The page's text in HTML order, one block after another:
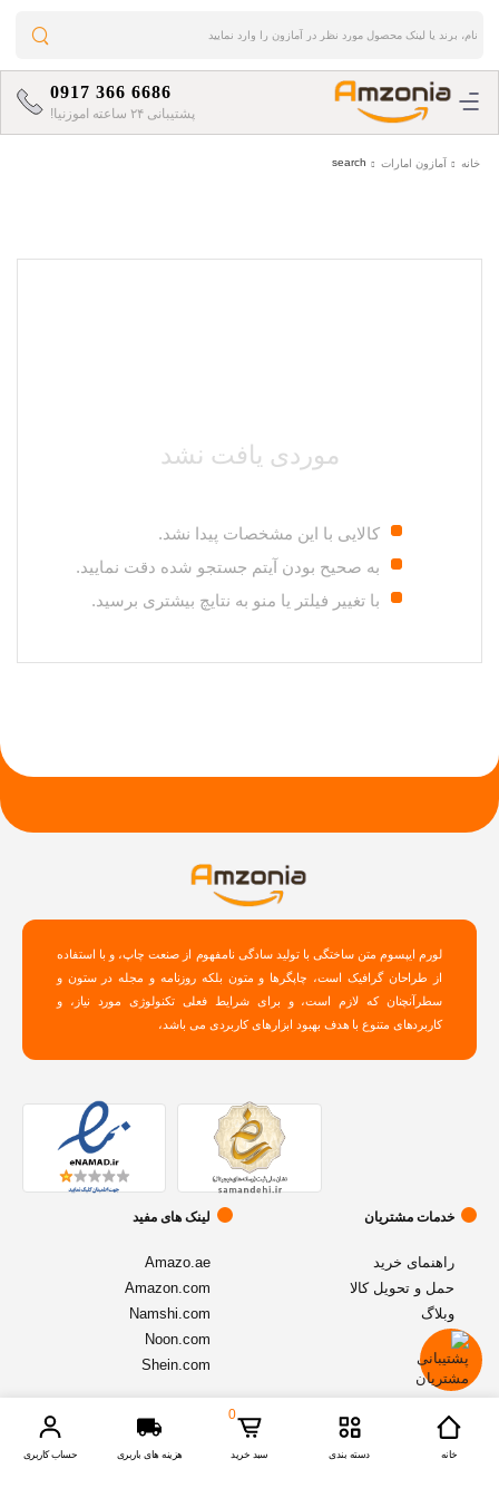
0917 366 6686
پشتیبانی ۲۴ ساعته اموزنیا!
خانه آمازون امارات search
موردی یافت نشد
کالایی با این مشخصات پیدا نشد.
به صحیح بودن آیتم جستجو شده دقت نمایید.
با تغییر فیلتر یا منو به نتایچ بیشتری برسید.
لورم ایپسوم متن ساختگی با تولید سادگی نامفهوم از صنعت چاپ، و با استفاده
از طراحان گرافیک است، چاپگرها و متون بلکه روزنامه و مجله در ستون و
سطرآنچنان که لازم است، و برای شرایط فعلی تکنولوژی مورد نیاز، و
کاربردهای متنوع با هدف بهبود ابزارهای کاربردی می باشد،
خدمات مشتریان
راهنمای خرید
حمل و تحویل کالا
وبلاگ
لینک های مفید
Amazo.ae
Amazon.com
Namshi.com
Noon.com
Shein.com
خانه
دسته بندی
0
سبد خرید هزینه های باربری حساب کاربری